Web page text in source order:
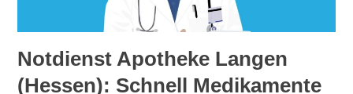
Notdienst Apotheke Langen
(Hessen): Schnell Medikamente